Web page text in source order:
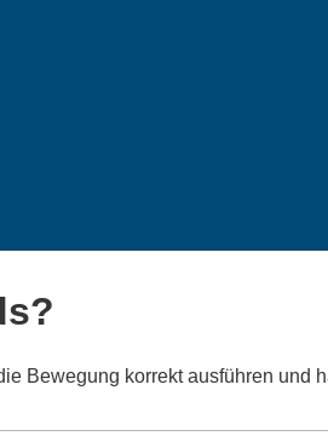
Bewegung korrekt ausführen und